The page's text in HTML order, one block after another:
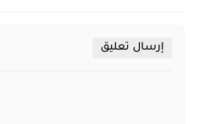
إرسال تعليق